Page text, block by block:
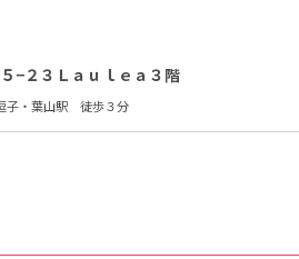
−２３Ｌａｕｌｅａ３階
・葉山駅 徒歩３分